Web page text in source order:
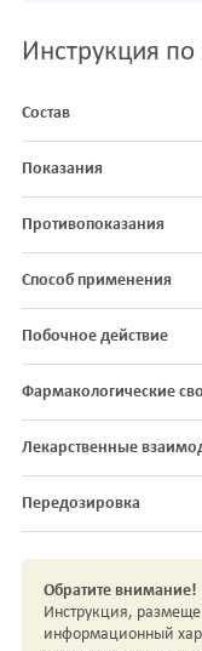
Инструкция
Состав
Показания
Противопоказания
Способ применения
Побочное действие
Фармакологические
Лекарственные
Передозировка
Обратите внимание!
Инструкция,
информационный